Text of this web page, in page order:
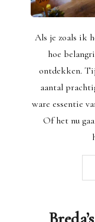
Als je zoals ik
hoe
ontdekken.
aantal
ware essentie
Of het nu